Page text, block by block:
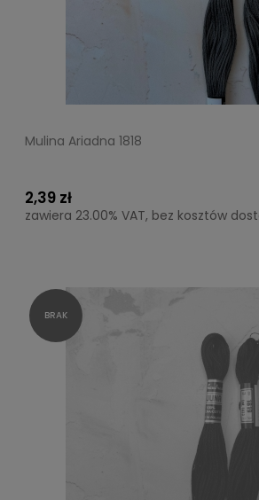
Mulina Ariadna 1818
2,39 zł
zawiera 23.00% VAT, bez kosztów